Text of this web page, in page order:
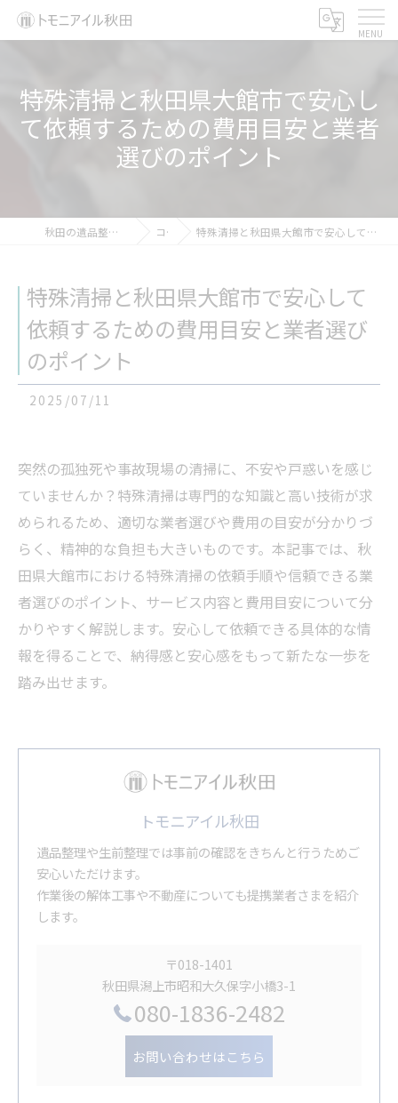
特殊清掃と秋田県大館市で安心し
て依頼するための費用目安と業者
選びのポイント
秋田の遺品整理ならトモニアイル秋田 コラム 特殊清掃と秋田県大館市で安心して依頼するための費用目安と業者選びのポイント
特殊清掃と秋田県大館市で安心して
依頼するための費用目安と業者選び
のポイント
2025/07/11
突然の孤独死や事故現場の清掃に、不安や戸惑いを感じ
ていませんか？特殊清掃は専門的な知識と高い技術が求
められるため、適切な業者選びや費用の目安が分かりづ
らく、精神的な負担も大きいものです。本記事では、秋
田県大館市における特殊清掃の依頼手順や信頼できる業
者選びのポイント、サービス内容と費用目安について分
かりやすく解説します。安心して依頼できる具体的な情
報を得ることで、納得感と安心感をもって新たな一歩を
踏み出せます。
トモニアイル秋田
遺品整理や生前整理では事前の確認をきちんと行うためご
安心いただけます。
作業後の解体工事や不動産についても提携業者さまを紹介
します。
〒018-1401
秋田県潟上市昭和大久保字小橋3-1
080-1836-2482
お問い合わせはこちら